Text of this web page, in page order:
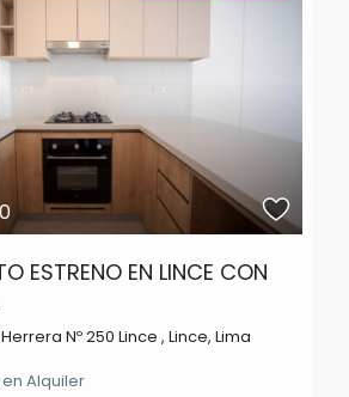
ESTRENO EN LINCE CON
Nº 250 Lince ,Lince,Lima
enAlquiler